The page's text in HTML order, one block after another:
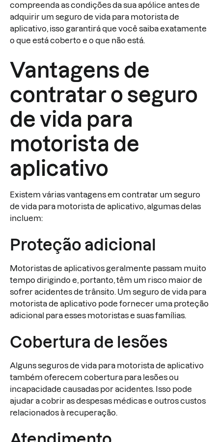
compreenda as condições da sua apólice antes de
adquirir um seguro de vida para motorista de
aplicativo, isso garantirá que você saiba exatamente
o que está coberto e o que não está.
Vantagens de
contratar o seguro
de vida para
motorista de
aplicativo
Existem várias vantagens em contratar um seguro
de vida para motorista de aplicativo, algumas delas
incluem:
Proteção adicional
Motoristas de aplicativos geralmente passam muito
tempo dirigindo e, portanto, têm um risco maior de
sofrer acidentes de trânsito. Um seguro de vida para
motorista de aplicativo pode fornecer uma proteção
adicional para esses motoristas e suas famílias.
Cobertura de lesões
Alguns seguros de vida para motorista de aplicativo
também oferecem cobertura para lesões ou
incapacidade causadas por acidentes. Isso pode
ajudar a cobrir as despesas médicas e outros custos
relacionados à recuperação.